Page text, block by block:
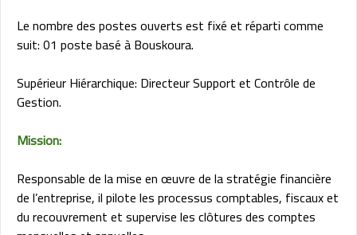
Le nombre des postes ouverts est fixé et réparti comme
suit: 01 poste basé à Bouskoura.
Supérieur Hiérarchique: Directeur Support et Contrôle de
Gestion.
Mission:
Responsable de la mise en œuvre de la stratégie financière
de l’entreprise, il pilote les processus comptables, fiscaux et
du recouvrement et supervise les clôtures des comptes